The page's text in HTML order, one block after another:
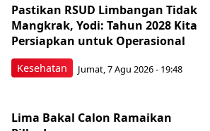
Kesehatan
Pastikan RSUD Limbangan Tidak
Mangkrak, Yodi: Tahun 2028 Kita
Persiapkan untuk Operasional
Jumat, 7 Agu 2026 - 19:48
Lima Bakal Calon Ramaikan